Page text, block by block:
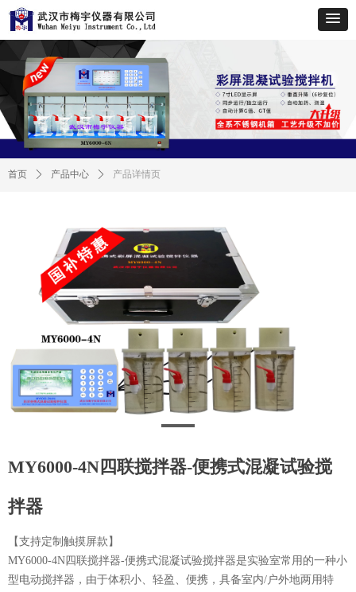
MY6000-4N四联搅拌器-便携式混凝试验搅
拌器
【支持定制触摸屏款】
MY6000-4N四联搅拌器-便携式混凝试验搅拌器是实验室常用的一种小
型电动搅拌器，由于体积小、轻盈、便携，具备室内/户外地两用特
首页 ꄲ 产品中心 ꄲ 产品详情页